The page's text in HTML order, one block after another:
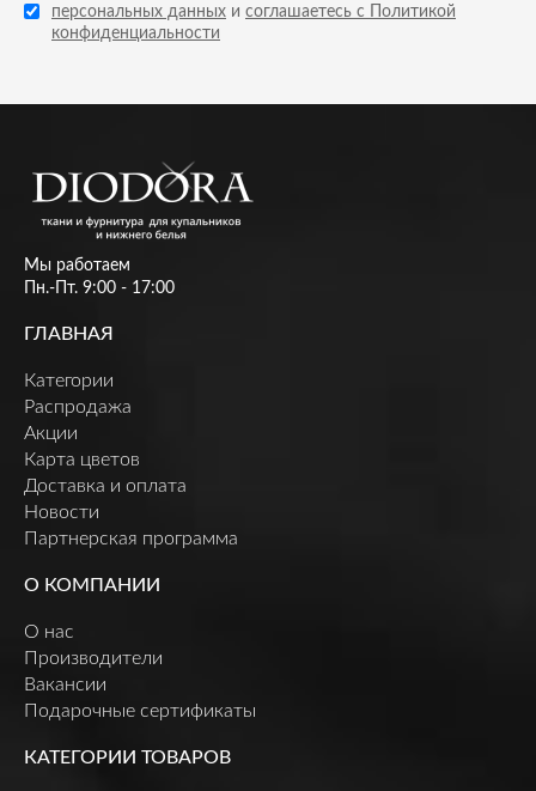
персональных данных и соглашаетесь с Политикой
конфиденциальности
Мы работаем
Пн.-Пт. 9:00 - 17:00
ГЛАВНАЯ
Категории
Распродажа
Акции
Карта цветов
Доставка и оплата
Новости
Партнерская программа
О КОМПАНИИ
О нас
Производители
Вакансии
Подарочные сертификаты
КАТЕГОРИИ ТОВАРОВ